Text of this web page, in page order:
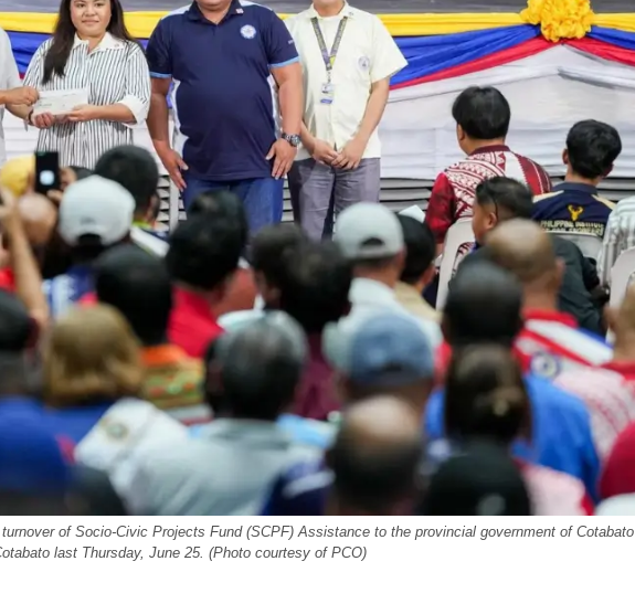
of Socio-Civic Projects Fund (SCPF) Assistance to the provincial government of Cotabato
last Thursday, June 25. (Photo courtesy of PCO)